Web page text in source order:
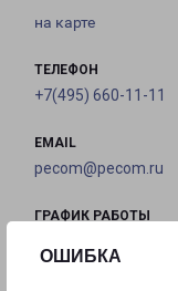
ОШИБКА
на карте
ТЕЛЕФОН
+7(495) 660-11-11
EMAIL
pecom@pecom.ru
ГРАФИК РАБОТЫ